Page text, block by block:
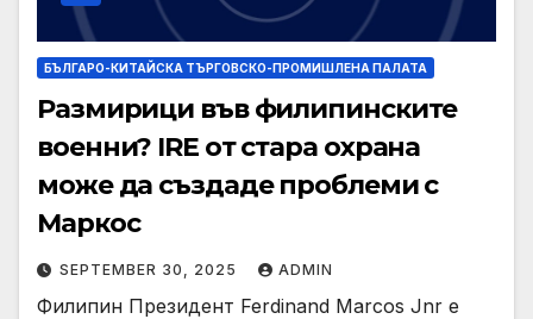
БЪЛГАРО-КИТАЙСКА ТЪРГОВСКО-ПРОМИШЛЕНА ПАЛАТА
Размирици във филипинските
военни? IRE от стара охрана
може да създаде проблеми с
Маркос
SEPTEMBER 30, 2025 ADMIN
Филипин Президент Ferdinand Marcos Jnr е